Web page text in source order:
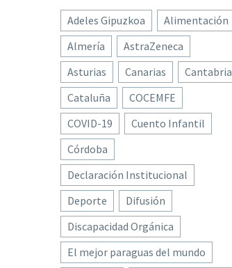
Adeles Gipuzkoa
Alimentación
Almería
AstraZeneca
Asturias
Canarias
Cantabria
Cataluña
COCEMFE
COVID-19
Cuento Infantil
Córdoba
Declaración Institucional
Deporte
Difusión
Discapacidad Orgánica
El mejor paraguas del mundo